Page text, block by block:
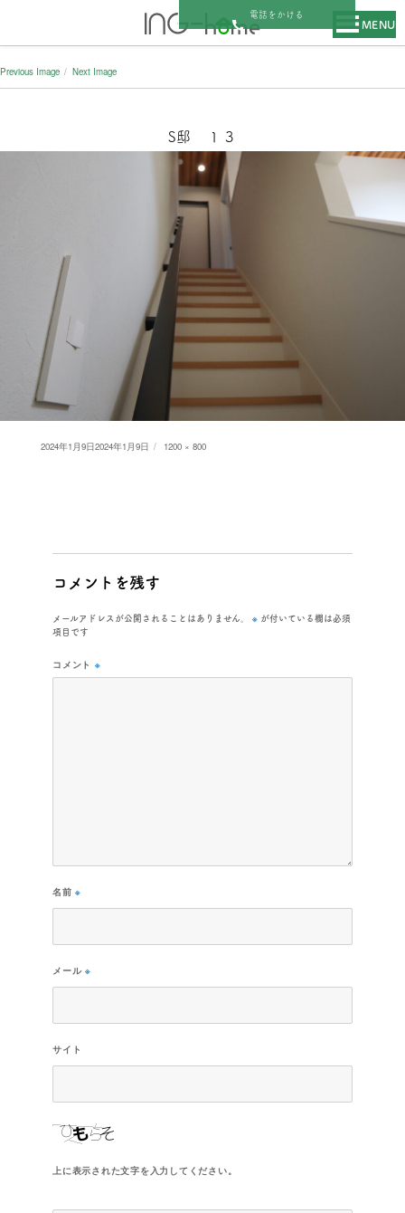
MENU
Previous Image Next Image
S邸 １３
Posted
2024年1月9日2024年1月9日
Full
1200 × 800
コメントを残す
メールアドレスが公開されることはありません。 ※ が付いている欄は必須
項目です
コメント ※
名前※
メール※
サイト
上に表示された文字を入力してください。
電話をかける